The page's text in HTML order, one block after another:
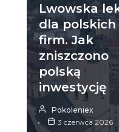
Lwowska
dla polskich
firm. Jak
zniszczono
polską
inwestycję
Pokoleniex
3 czerwca 2026